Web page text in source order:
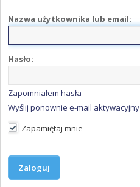
Nazwa użytkownika lub email:
Hasło:
Zapomniałem hasła
Wyślij ponownie e-mail aktywacyjny
Zapamiętaj mnie